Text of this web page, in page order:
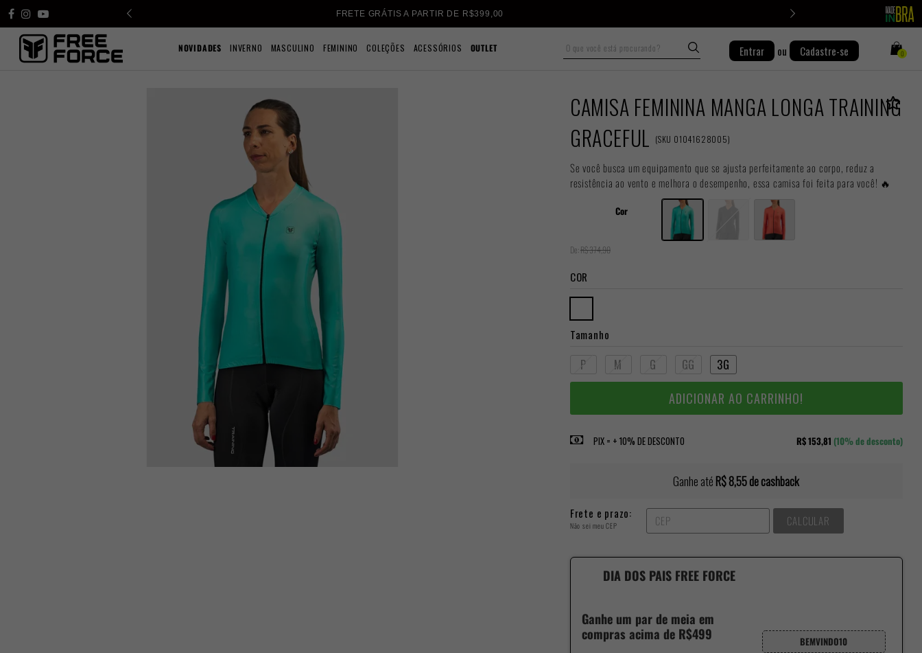
FRETE GRÁTIS A PARTIR DE R$399,00
NOVIDADES INVERNO MASCULINO FEMININO COLEÇÕES ACESSÓRIOS OUTLET Entrar ou Cadastre-se 0
CAMISA FEMININA MANGA LONGA TRAINING
GRACEFUL (SKU 01041628005)
Se você busca um equipamento que se ajusta perfeitamente ao corpo, reduz a
resistência ao vento e melhora o desempenho, essa camisa foi feita para você! 🔥
Cor
De:R$ 374,90
COR
Tamanho
P M G GG 3G
ADICIONAR AO CARRINHO!
PIX = + 10% DE DESCONTO R$ 153,81 (10% de desconto)
Ganhe até R$ 8,55de cashback
Frete e prazo:
Não sei meu CEP CALCULAR
DIA DOS PAIS FREE FORCE
Ganhe um par de meia em
compras acima de R$499
BEMVINDO10